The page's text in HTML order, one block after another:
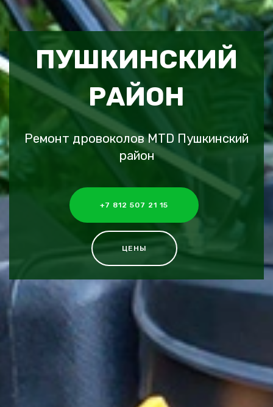
ПУШКИНСКИЙ
РАЙОН
Ремонт дровоколов MTD Пушкинский
район
+7 812 507 21 15
ЦЕНЫ